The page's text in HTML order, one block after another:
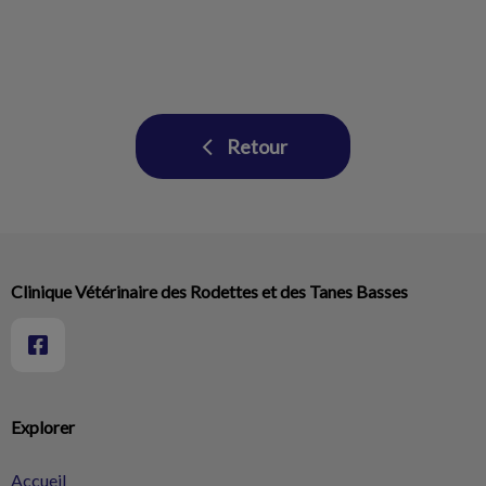
Retour
Explorer
Accueil
Clinique Vétérinaire des Rodettes et des Tanes Basses